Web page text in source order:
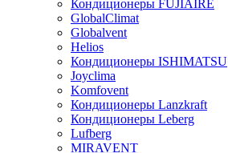
Кондиционеры FUJIAIRE
GlobalClimat
Globalvent
Helios
Кондиционеры ISHIMATSU
Joyclima
Komfovent
Кондиционеры Lanzkraft
Кондиционеры Leberg
Lufberg
MIRAVENT